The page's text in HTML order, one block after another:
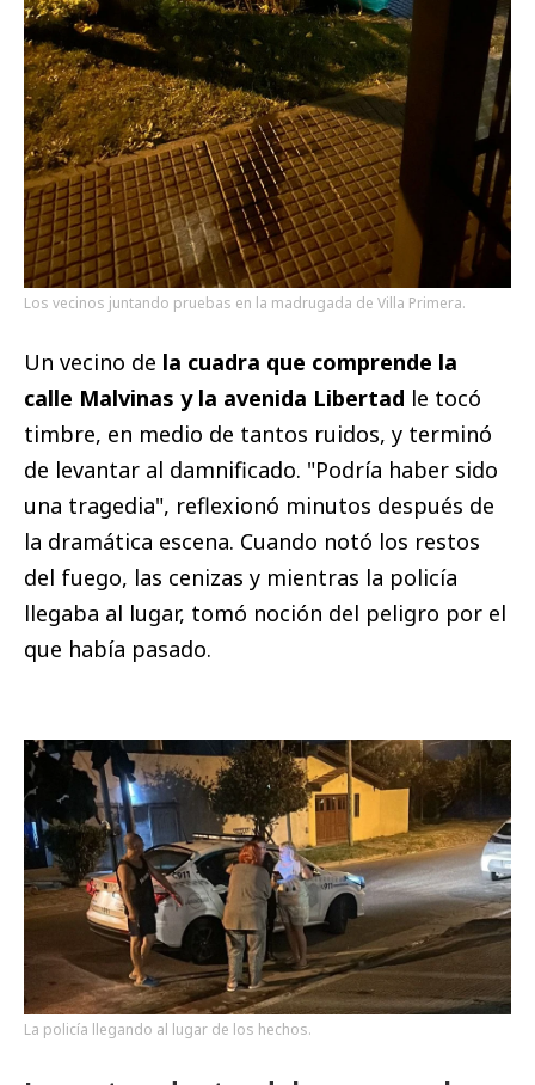
Los vecinos juntando pruebas en la madrugada de Villa Primera.
Un vecino de la cuadra que comprende la
calle Malvinas y la avenida Libertad le tocó
timbre, en medio de tantos ruidos, y terminó
de levantar al damnificado. "Podría haber sido
una tragedia", reflexionó minutos después de
la dramática escena. Cuando notó los restos
del fuego, las cenizas y mientras la policía
llegaba al lugar, tomó noción del peligro por el
que había pasado.
La policía llegando al lugar de los hechos.